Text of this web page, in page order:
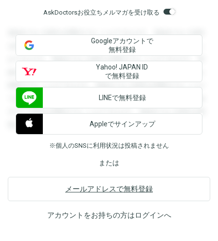
AskDoctorsお役立ちメルマガを受け取る
登録すると回答を閲覧することができます。登録すると回答
を閲覧することができます。登録すると回答を閲覧すること
ができます。登録すると回答を閲覧することができます。登
録すると回答を閲覧することができます。登録すると回答を
閲覧することができます。登録すると回答を閲覧することが
できます。登録すると回答を閲覧することができます。登録
すると回答を閲覧することができます。登録すると回答を閲
覧することができます。
Googleアカウントで
無料登録
Yahoo! JAPAN ID
で無料登録
LINEで無料登録
Appleでサインアップ
※個人のSNSに利用状況は投稿されません
または
メールアドレスで無料登録
アカウントをお持ちの方はログインへ